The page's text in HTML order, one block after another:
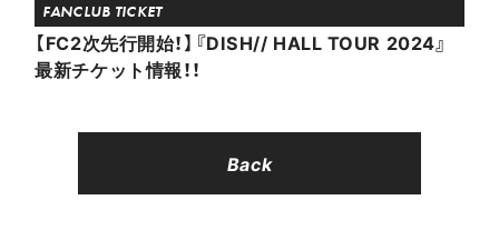
FANCLUB TICKET
【FC2次先行開始！】『DISH// HALL TOUR 2024』
最新チケット情報！！
Back